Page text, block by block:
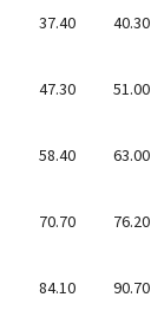
37.40 40.30
47.30 51.00
58.40 63.00
70.70 76.20
84.10 90.70